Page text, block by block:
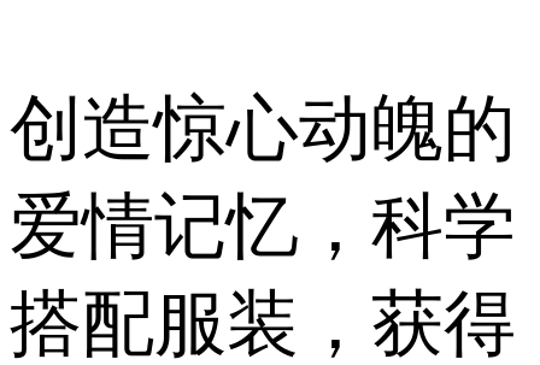
创造惊心动魄的
爱情记忆，科学
搭配服装，获得